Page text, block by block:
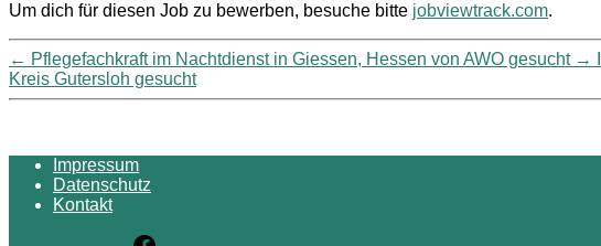
Um dich für diesen Job zu bewerben, besuche bitte jobviewtrack.com.
← Pflegefachkraft im Nachtdienst in Giessen, Hessen von AWO gesucht →
Kreis Gutersloh gesucht
Impressum
Datenschutz
Kontakt